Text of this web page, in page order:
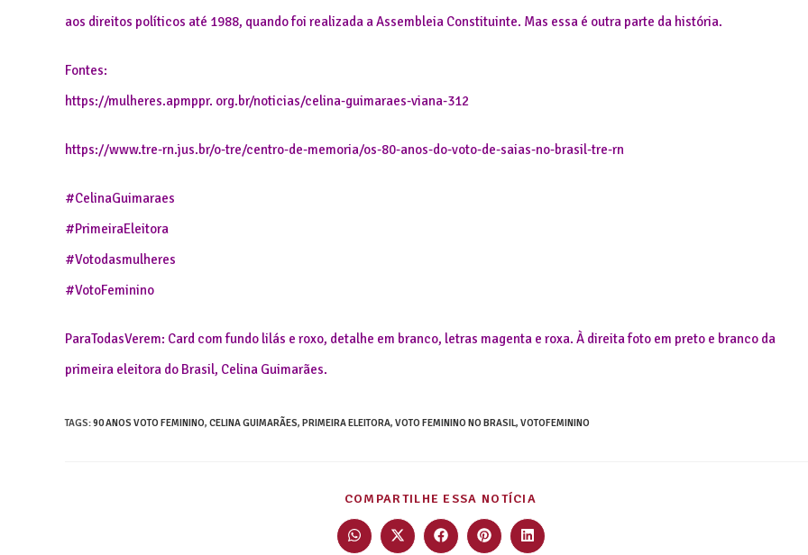
aos direitos políticos até 1988, quando foi realizada a Assembleia Constituinte. Mas essa é outra parte da história.
Fontes:
https://mulheres.apmppr. org.br/noticias/celina-guimaraes-viana-312
https://www.tre-rn.jus.br/o-tre/centro-de-memoria/os-80-anos-do-voto-de-saias-no-brasil-tre-rn
#CelinaGuimaraes
#PrimeiraEleitora
#Votodasmulheres
#VotoFeminino
ParaTodasVerem: Card com fundo lilás e roxo, detalhe em branco, letras magenta e roxa. À direita foto em preto e branco da
primeira eleitora do Brasil, Celina Guimarães.
TAGS:90 ANOS VOTO FEMININO, CELINA GUIMARÃES, PRIMEIRA ELEITORA, VOTO FEMININO NO BRASIL, VOTOFEMININO
COMPARTILHE ESSA NOTÍCIA